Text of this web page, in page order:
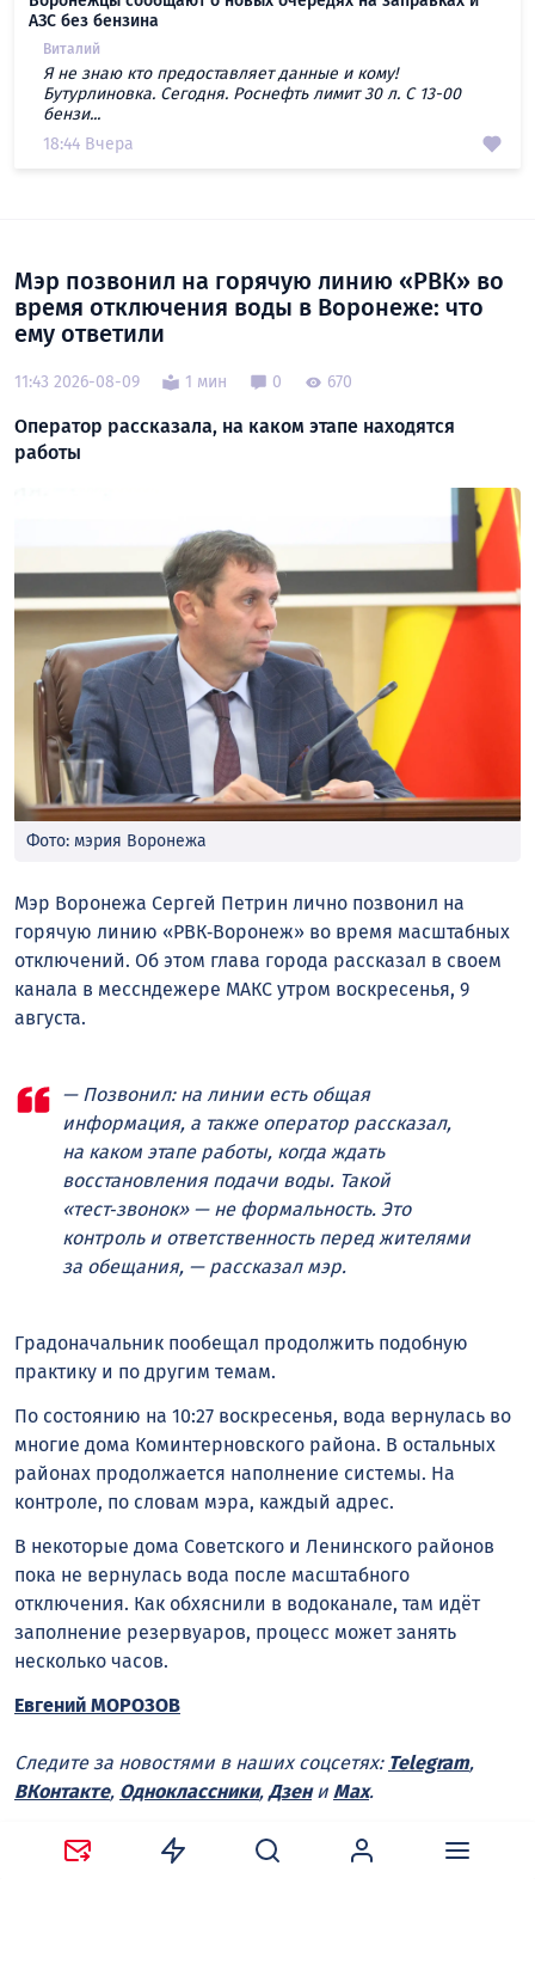
АЗС без бензина
Виталий
Я не знаю кто предоставляет данные и кому!
Бутурлиновка. Сегодня. Роснефть лимит 30 л. С 13-00
бензи...
18:44 Вчера
Мэр позвонил на горячую линию «РВК» во
время отключения воды в Воронеже: что
ему ответили
11:43 2026-08-09 1 мин 0 670
Оператор рассказала, на каком этапе находятся
работы
Фото: мэрия Воронежа
Мэр Воронежа Сергей Петрин лично позвонил на
горячую линию «РВК‑Воронеж» во время масштабных
отключений. Об этом глава города рассказал в своем
канала в мессндежере МАКС утром воскресенья, 9
августа.
— Позвонил: на линии есть общая
информация, а также оператор рассказал,
на каком этапе работы, когда ждать
восстановления подачи воды. Такой
«тест‑звонок» — не формальность. Это
контроль и ответственность перед жителями
за обещания, — рассказал мэр.
Градоначальник пообещал продолжить подобную
практику и по другим темам.
По состоянию на 10:27 воскресенья, вода вернулась во
многие дома Коминтерновского района. В остальных
районах продолжается наполнение системы. На
контроле, по словам мэра, каждый адрес.
В некоторые дома Советского и Ленинского районов
пока не вернулась вода после масштабного
отключения. Как обхяснили в водоканале, там идёт
заполнение резервуаров, процесс может занять
несколько часов.
Евгений МОРОЗОВ
Следите за новостями в наших соцсетях: Telegram,
ВКонтакте, Одноклассники, Дзени Max.
Нравится